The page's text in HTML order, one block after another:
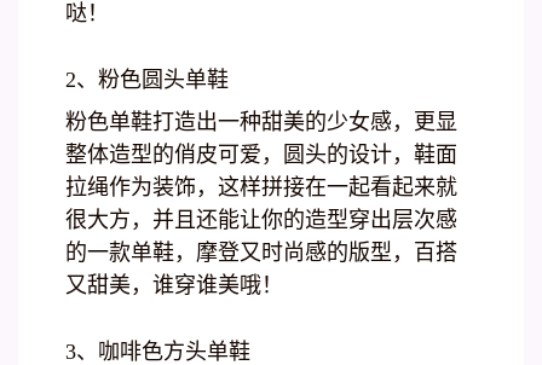
哒！
2、粉色圆头单鞋
粉色单鞋打造出一种甜美的少女感，更显
整体造型的俏皮可爱，圆头的设计，鞋面
拉绳作为装饰，这样拼接在一起看起来就
很大方，并且还能让你的造型穿出层次感
的一款单鞋，摩登又时尚感的版型，百搭
又甜美，谁穿谁美哦！
3、咖啡色方头单鞋